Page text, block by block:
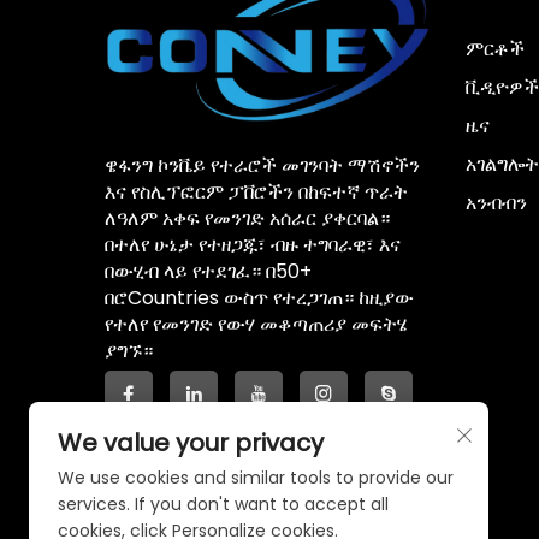
ዌፋንግ ኮንቬይ የተራሮች መገንባት ማሽኖችን
እና የስሊፕፎርም ፓቨሮችን በከፍተኛ ጥራት
ለዓለም አቀፍ የመንገድ አሰራር ያቀርባል።
በተለየ ሁኔታ የተዘጋጁ፣ ብዙ ተግባራዊ፣ እና
በውሂብ ላይ የተደገፈ። በ50+
በሮCountries ውስጥ የተረጋገጠ። ከዚያው
የተለየ የመንገድ የውሃ መቆጣጠሪያ መፍትሄ
ያግኙ።
ምርቶች
ቪዲዮዎች
ዜና
አገልግሎት
አንብብን
We value your privacy
We use cookies and similar tools to provide our
services. If you don't want to accept all
cookies, click Personalize cookies.